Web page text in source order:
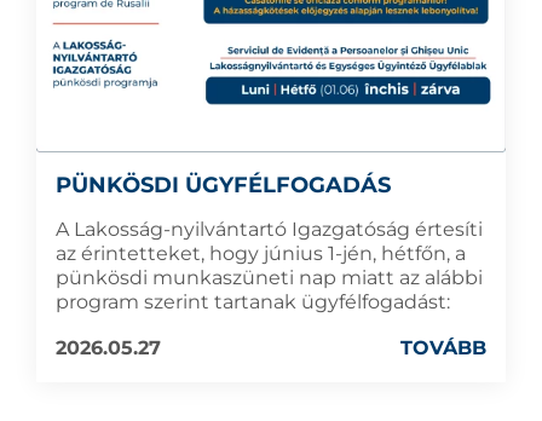
PÜNKÖSDI ÜGYFÉLFOGADÁS
A Lakosság-nyilvántartó Igazgatóság értesíti
az érintetteket, hogy június 1-jén, hétfőn, a
pünkösdi munkaszüneti nap miatt az alábbi
program szerint tartanak ügyfélfogadást:
2026.05.27
TOVÁBB